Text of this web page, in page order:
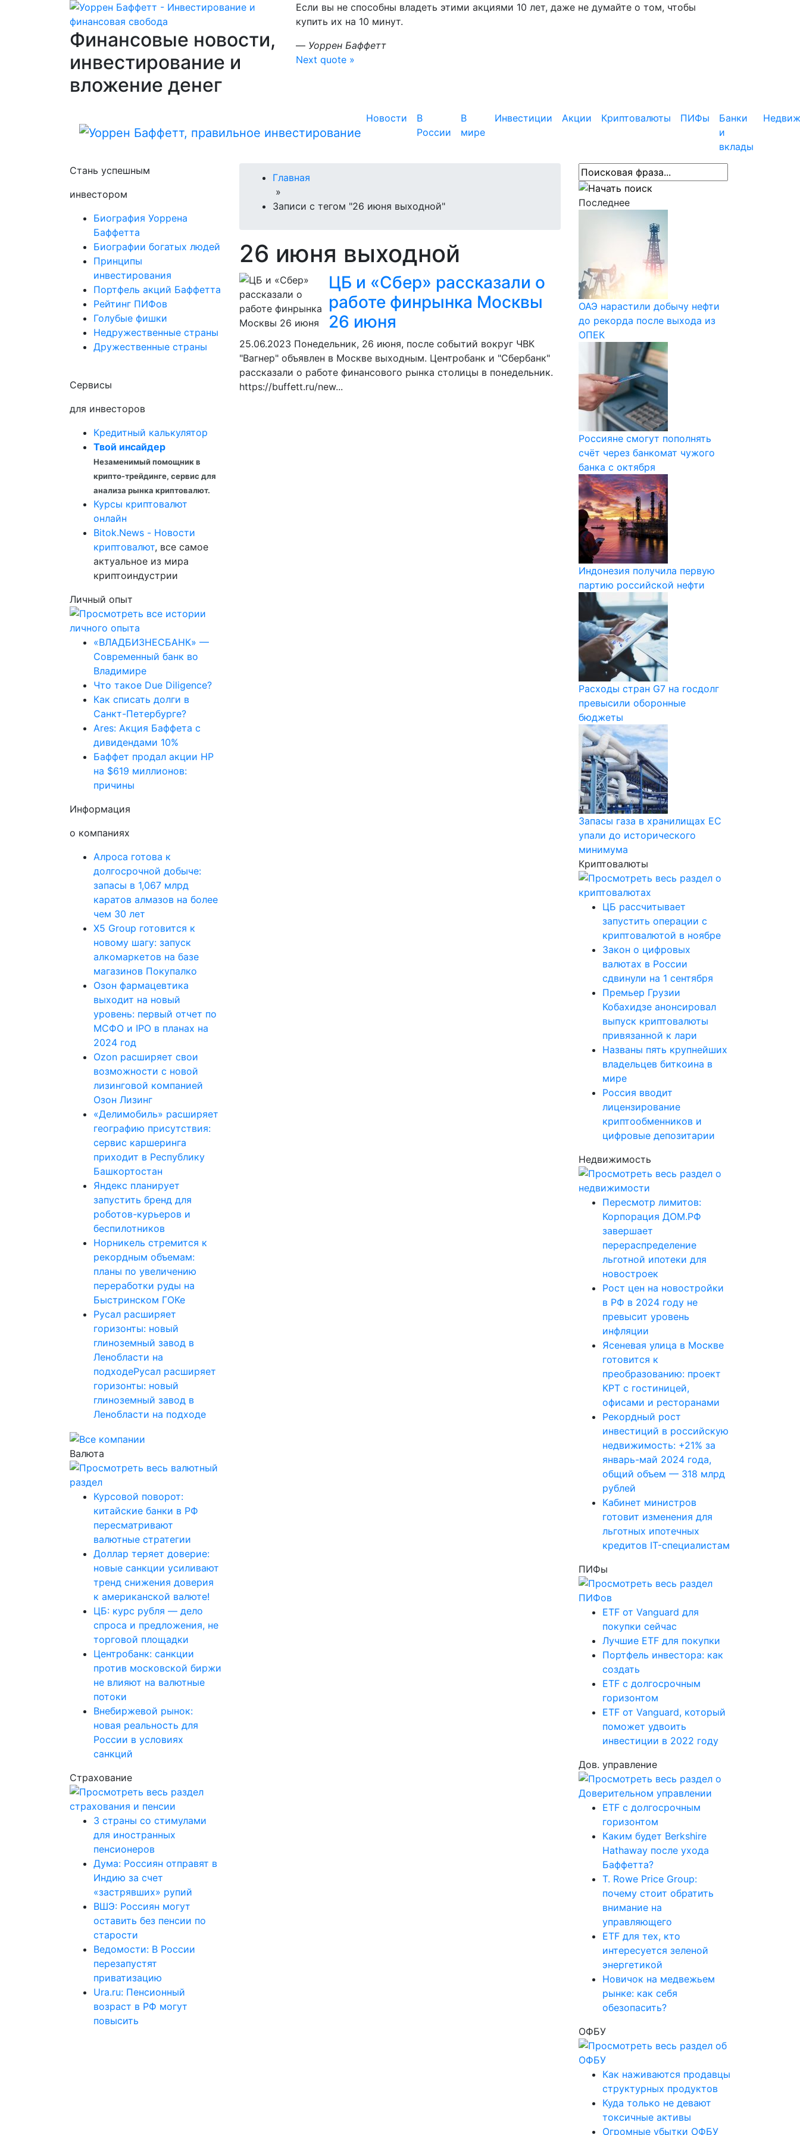
Финансовые новости,
инвестирование и
вложение денег
Если вы не способны владеть этими акциями 10 лет, даже не думайте о том, чтобы
купить их на 10 минут.
— Уоррен Баффетт
Next quote »
Новости
В
России
В
мире
Инвестиции Акции Криптовалюты ПИФы
Банки
и
вклады
Стань успешным
инвестором
Биография Уоррена
Баффетта
Биографии богатых людей
Принципы
инвестирования
Портфель акций Баффетта
Рейтинг ПИФов
Голубые фишки
Недружественные страны
Дружественные страны
Сервисы
для инвесторов
Кредитный калькулятор
Твой инсайдер
Незаменимый помощник в
крипто-трейдинге, сервис для
анализа рынка криптовалют.
Курсы криптовалют
онлайн
Bitok.News - Новости
криптовалют, все самое
актуальное из мира
криптоиндустрии
Личный опыт
«ВЛАДБИЗНЕСБАНК» —
Современный банк во
Владимире
Что такое Due Diligence?
Как списать долги в
Санкт-Петербурге?
Ares: Акция Баффета с
дивидендами 10%
Баффет продал акции HP
на $619 миллионов:
причины
Информация
о компаниях
Алроса готова к
долгосрочной добыче:
запасы в 1,067 млрд
каратов алмазов на более
чем 30 лет
X5 Group готовится к
новому шагу: запуск
алкомаркетов на базе
магазинов Покупалко
Озон фармацевтика
выходит на новый
уровень: первый отчет по
МСФО и IPO в планах на
2024 год
Ozon расширяет свои
возможности с новой
лизинговой компанией
Озон Лизинг
«Делимобиль» расширяет
географию присутствия:
сервис каршеринга
приходит в Республику
Башкортостан
Яндекс планирует
запустить бренд для
роботов-курьеров и
беспилотников
Норникель стремится к
рекордным объемам:
планы по увеличению
переработки руды на
Быстринском ГОКе
Русал расширяет
горизонты: новый
глиноземный завод в
Ленобласти на
подходеРусал расширяет
горизонты: новый
глиноземный завод в
Ленобласти на подходе
Валюта
Курсовой поворот:
китайские банки в РФ
пересматривают
валютные стратегии
Доллар теряет доверие:
новые санкции усиливают
тренд снижения доверия
к американской валюте!
ЦБ: курс рубля — дело
спроса и предложения, не
торговой площадки
Центробанк: санкции
против московской биржи
не влияют на валютные
потоки
Внебиржевой рынок:
новая реальность для
России в условиях
санкций
Страхование
3 страны со стимулами
для иностранных
пенсионеров
Дума: Россиян отправят в
Индию за счет
«застрявших» рупий
ВШЭ: Россиян могут
оставить без пенсии по
старости
Ведомости: В России
перезапустят
приватизацию
Ura.ru: Пенсионный
возраст в РФ могут
повысить
Главная
»
Записи с тегом "26 июня выходной"
26 июня выходной
ЦБ и «Сбер» рассказали о
работе финрынка Москвы
26 июня
25.06.2023 Понедельник, 26 июня, после событий вокруг ЧВК
"Вагнер" объявлен в Москве выходным. Центробанк и "Сбербанк"
рассказали о работе финансового рынка столицы в понедельник.
https://buffett.ru/new...
Последнее
ОАЭ нарастили добычу нефти
до рекорда после выхода из
ОПЕК
Россияне смогут пополнять
счёт через банкомат чужого
банка с октября
Индонезия получила первую
партию российской нефти
Расходы стран G7 на госдолг
превысили оборонные
бюджеты
Запасы газа в хранилищах ЕС
упали до исторического
минимума
Криптовалюты
ЦБ рассчитывает
запустить операции с
криптовалютой в ноябре
Закон о цифровых
валютах в России
сдвинули на 1 сентября
Премьер Грузии
Кобахидзе анонсировал
выпуск криптовалюты
привязанной к лари
Названы пять крупнейших
владельцев биткоина в
мире
Россия вводит
лицензирование
криптообменников и
цифровые депозитарии
Недвижимость
Пересмотр лимитов:
Корпорация ДОМ.РФ
завершает
перераспределение
льготной ипотеки для
новостроек
Рост цен на новостройки
в РФ в 2024 году не
превысит уровень
инфляции
Ясеневая улица в Москве
готовится к
преобразованию: проект
КРТ с гостиницей,
офисами и ресторанами
Рекордный рост
инвестиций в российскую
недвижимость: +21% за
январь-май 2024 года,
общий объем — 318 млрд
рублей
Кабинет министров
готовит изменения для
льготных ипотечных
кредитов IT-специалистам
ПИФы
ETF от Vanguard для
покупки сейчас
Лучшие ETF для покупки
Портфель инвестора: как
создать
ETF с долгосрочным
горизонтом
ETF от Vanguard, который
поможет удвоить
инвестиции в 2022 году
Дов. управление
ETF с долгосрочным
горизонтом
Каким будет Berkshire
Hathaway после ухода
Баффетта?
T. Rowe Price Group:
почему стоит обратить
внимание на
управляющего
ETF для тех, кто
интересуется зеленой
энергетикой
Новичок на медвежьем
рынке: как себя
обезопасить?
ОФБУ
Как наживаются продавцы
структурных продуктов
Куда только не девают
токсичные активы
Огромные убытки ОФБУ